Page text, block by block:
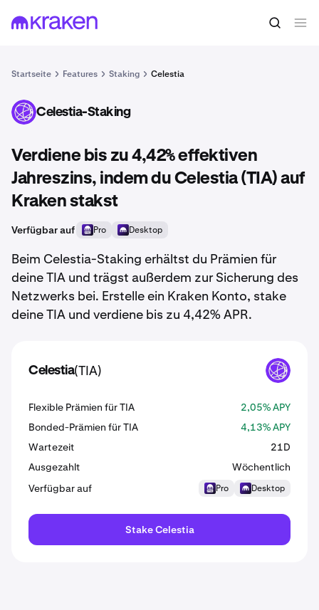
Startseite Features Staking Celestia
TIA Celestia-Staking
Verdiene bis zu 4,42% effektiven
Jahreszins, indem du Celestia (TIA) auf
Kraken stakst
Verfügbar auf Pro Desktop
Beim Celestia-Staking erhältst du Prämien für
deine TIA und trägst außerdem zur Sicherung des
Netzwerks bei. Erstelle ein Kraken Konto, stake
deine TIA und verdiene bis zu 4,42% APR.
Celestia(TIA) TIA
Flexible Prämien für TIA
2,05% APY
Bonded-Prämien für TIA
4,13% APY
Wartezeit
21D
Ausgezahlt
Wöchentlich
Verfügbar auf
Pro Desktop
Stake Celestia